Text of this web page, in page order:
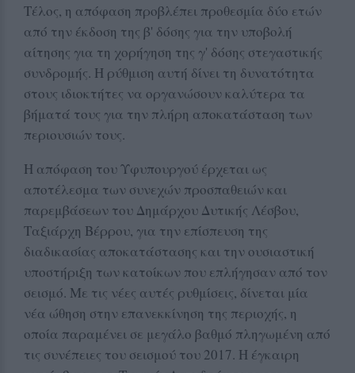
Τέλος, η απόφαση προβλέπει προθεσμία δύο ετών
από την έκδοση της β' δόσης για την υποβολή
αίτησης για τη χορήγηση της γ' δόσης στεγαστικής
συνδρομής. Η ρύθμιση αυτή δίνει τη δυνατότητα
στους ιδιοκτήτες να οργανώσουν καλύτερα τα
βήματά τους για την πλήρη αποκατάσταση των
περιουσιών τους.
Η απόφαση του Υφυπουργού έρχεται ως
αποτέλεσμα των συνεχών προσπαθειών και
παρεμβάσεων του Δημάρχου Δυτικής Λέσβου,
Ταξιάρχη Βέρρου, για την επίσπευση της
διαδικασίας αποκατάστασης και την ουσιαστική
υποστήριξη των κατοίκων που επλήγησαν από τον
σεισμό. Με τις νέες αυτές ρυθμίσεις, δίνεται μία
νέα ώθηση στην επανεκκίνηση της περιοχής, η
οποία παραμένει σε μεγάλο βαθμό πληγωμένη από
τις συνέπειες του σεισμού του 2017. Η έγκαιρη